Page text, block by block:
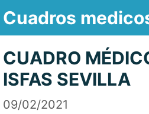
Saltar
contenido
Cuadros
CUADRO
ISFAS SEVILLA
09/02/2021